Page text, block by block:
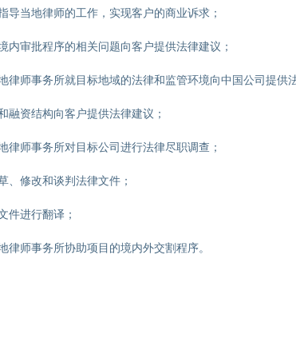
导当地律师的工作，实现客户的商业诉求；
内审批程序的相关问题向客户提供法律建议；
律师事务所就目标地域的法律和监管环境向中国公司提供
融资结构向客户提供法律建议；
律师事务所对目标公司进行法律尽职调查；
、修改和谈判法律文件；
件进行翻译；
律师事务所协助项目的境内外交割程序。